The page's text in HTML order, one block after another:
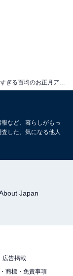
など、暮らしがもっ
した、気になる他人
Japan
広告掲載
商標・免責事項